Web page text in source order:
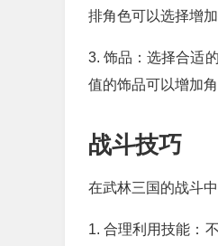
排角色可以选择增
3. 饰品：选择合适
值的饰品可以增加
战斗技巧
在武林三国的战斗
1. 合理利用技能：